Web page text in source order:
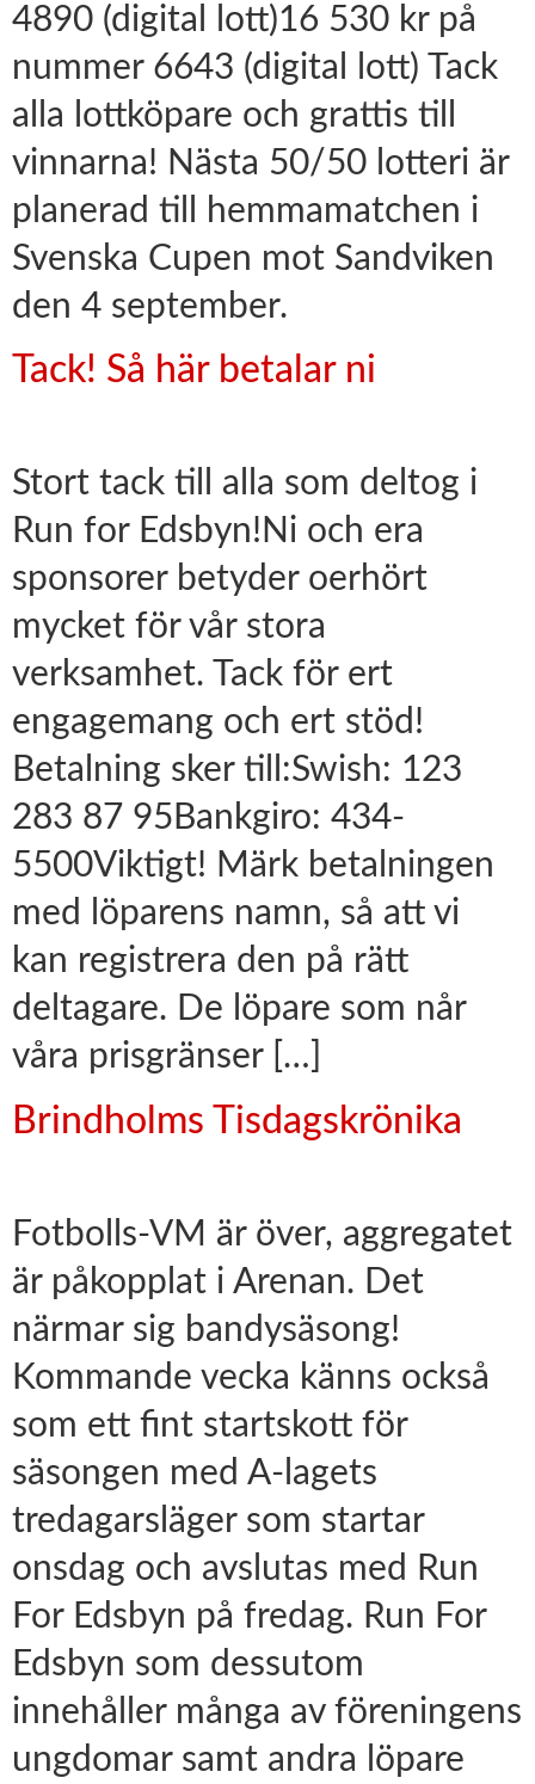
4890 (digital lott)16 530 kr på
nummer 6643 (digital lott) Tack
alla lottköpare och grattis till
vinnarna! Nästa 50/50 lotteri är
planerad till hemmamatchen i
Svenska Cupen mot Sandviken
den 4 september.
Tack! Så här betalar ni
Stort tack till alla som deltog i
Run for Edsbyn!Ni och era
sponsorer betyder oerhört
mycket för vår stora
verksamhet. Tack för ert
engagemang och ert stöd!
Betalning sker till:Swish: 123
283 87 95Bankgiro: 434-
5500Viktigt! Märk betalningen
med löparens namn, så att vi
kan registrera den på rätt
deltagare. De löpare som når
våra prisgränser […]
Brindholms Tisdagskrönika
Fotbolls-VM är över, aggregatet
är påkopplat i Arenan. Det
närmar sig bandysäsong!
Kommande vecka känns också
som ett fint startskott för
säsongen med A-lagets
tredagarsläger som startar
onsdag och avslutas med Run
For Edsbyn på fredag. Run For
Edsbyn som dessutom
innehåller många av föreningens
ungdomar samt andra löpare